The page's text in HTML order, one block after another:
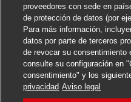
proveedores con sede en
de protección de datos (por
Para más información,
datos por parte de terceros
de revocar su consentimiento
consulte su configuración en
consentimiento" y los
privacidad Aviso legal